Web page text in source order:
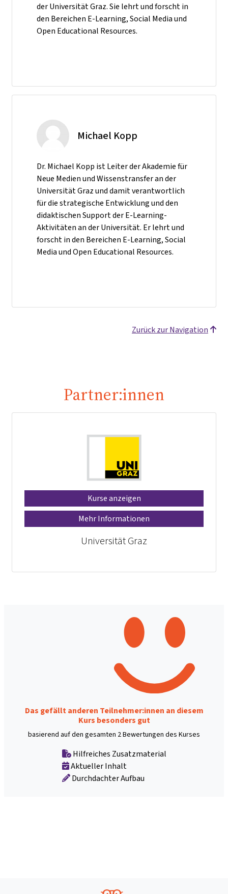
der Universität Graz. Sie lehrt und forscht in
den Bereichen E-Learning, Social Media und
Open Educational Resources.
Michael Kopp
Dr. Michael Kopp ist Leiter der Akademie für
Neue Medien und Wissenstransfer an der
Universität Graz und damit verantwortlich
für die strategische Entwicklung und den
didaktischen Support der E-Learning-
Aktivitäten an der Universität. Er lehrt und
forscht in den Bereichen E-Learning, Social
Media und Open Educational Resources.
Zurück zur Navigation
Partner:innen
Kurse anzeigen
Mehr Informationen
Universität Graz
Das gefällt anderen Teilnehmer:innen an diesem
Kurs besonders gut
basierend auf den gesamten 2 Bewertungen des Kurses
Hilfreiches Zusatzmaterial
Aktueller Inhalt
Durchdachter Aufbau